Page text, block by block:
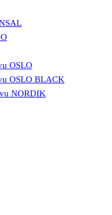
OSLO
OSLO BLACK
NORDIK